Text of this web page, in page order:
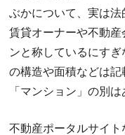
ぶかについて、実は法
賃貸オーナーや不動
ンと称しているにす
の構造や面積などは記
「マンション」の別は
不動産ポータルサイ